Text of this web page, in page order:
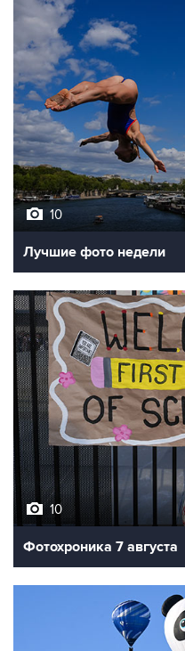
10
Лучшие фото недели
10
Фотохроника 7 августа